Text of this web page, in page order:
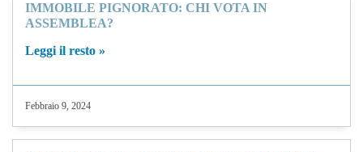
IMMOBILE PIGNORATO: CHI VOTA IN
ASSEMBLEA?
Leggi il resto »
Febbraio 9, 2024